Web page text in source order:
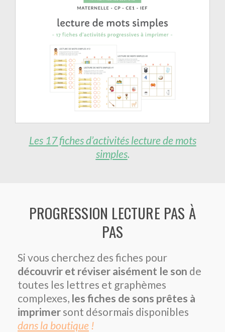
Les 17 fiches d’activités lecturede mots
simples.
PROGRESSION LECTURE PAS À
PAS
Si vous cherchez des fiches pour
découvrir et réviser aisément le son de
toutes les lettres et graphèmes
complexes, les fiches de sons prêtes à
imprimer sont désormais disponibles
dans la boutique !